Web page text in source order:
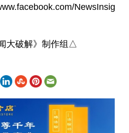
NewsInsig